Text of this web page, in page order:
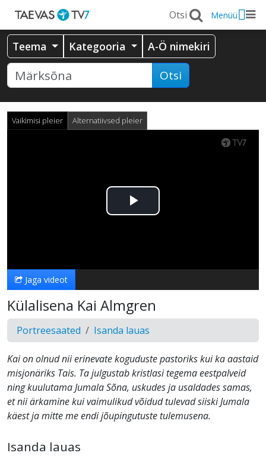
Menüü
Teema Kategooria A-Ö nimekiri
Otsi
Vaikimisi pleier Alternatiivsed pleier
Esita
Jaga videot
Külalisena Kai Almgren
Portreesaated Isanda lauas
Kai on olnud nii erinevate koguduste pastoriks kui ka aastaid
misjonäriks Tais. Ta julgustab kristlasi tegema eestpalveid
ning kuulutama Jumala Sõna, uskudes ja usaldades samas,
et nii ärkamine kui vaimulikud võidud tulevad siiski Jumala
käest ja mitte me endi jõupingutuste tulemusena.
Isanda lauas